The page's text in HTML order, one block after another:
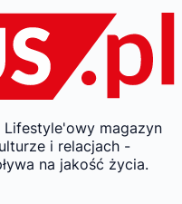
Lifestyle'owy magazyn
i relacjach -
na jakość życia.